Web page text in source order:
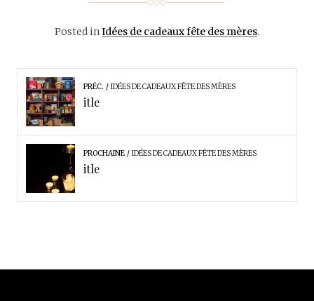
Posted inIdées de cadeaux fête des mères.
PRÉC. IDÉES DE CADEAUX FÊTE DES MÈRES
itle
PROCHAINE IDÉES DE CADEAUX FÊTE DES MÈRES
itle